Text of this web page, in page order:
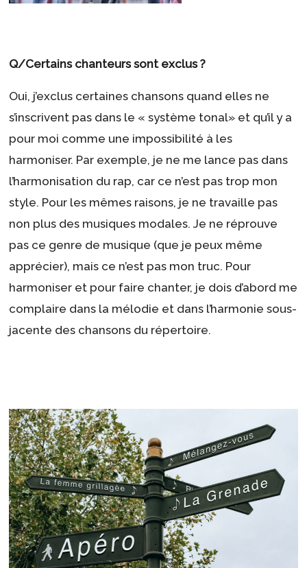
Q/Certains chanteurs sont exclus ?
Oui, j’exclus certaines chansons quand elles ne
s’inscrivent pas dans le « système tonal» et qu’il y a
pour moi comme une impossibilité à les
harmoniser. Par exemple, je ne me lance pas dans
l’harmonisation du rap, car ce n’est pas trop mon
style. Pour les mêmes raisons, je ne travaille pas
non plus des musiques modales. Je ne réprouve
pas ce genre de musique (que je peux même
apprécier), mais ce n’est pas mon truc. Pour
harmoniser et pour faire chanter, je dois d’abord me
complaire dans la mélodie et dans l’harmonie sous-
jacente des chansons du répertoire.